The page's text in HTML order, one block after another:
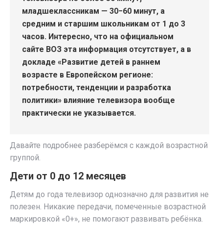
младшеклассникам — 30−60 минут, а
средним и старшим школьникам от 1 до 3
часов. Интересно, что на официальном
сайте ВОЗ эта информация отсутствует, а в
докладе «Развитие детей в раннем
возрасте в Европейском регионе:
потребности, тенденции и разработка
политики» влияние телевизора вообще
практически не указывается.
Давайте подробнее разберёмся с каждой возрастной
группой.
Дети от 0 до 12 месяцев
Детям до года телевизор однозначно для развития не
полезен. Никакие передачи, помеченные возрастной
маркировкой «0+», не помогают развивать ребёнка.